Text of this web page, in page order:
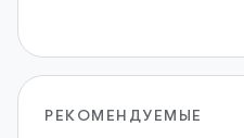
РЕКОМЕНДУЕМЫЕ